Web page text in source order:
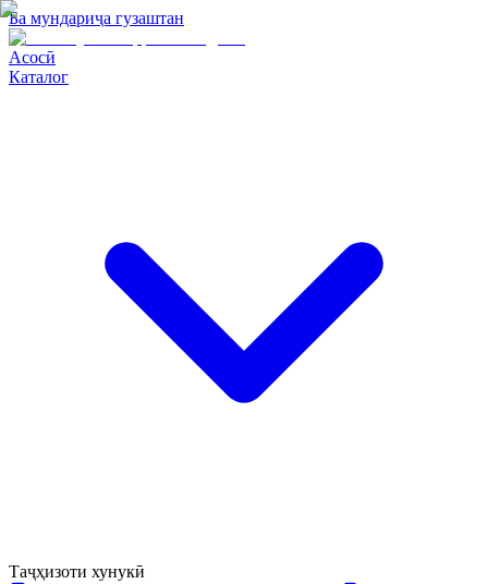
Ба мундариҷа гузаштан
Асосӣ
Каталог
Таҷҳизоти хунукӣ